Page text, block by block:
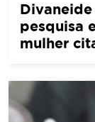
pesquisa
mulher